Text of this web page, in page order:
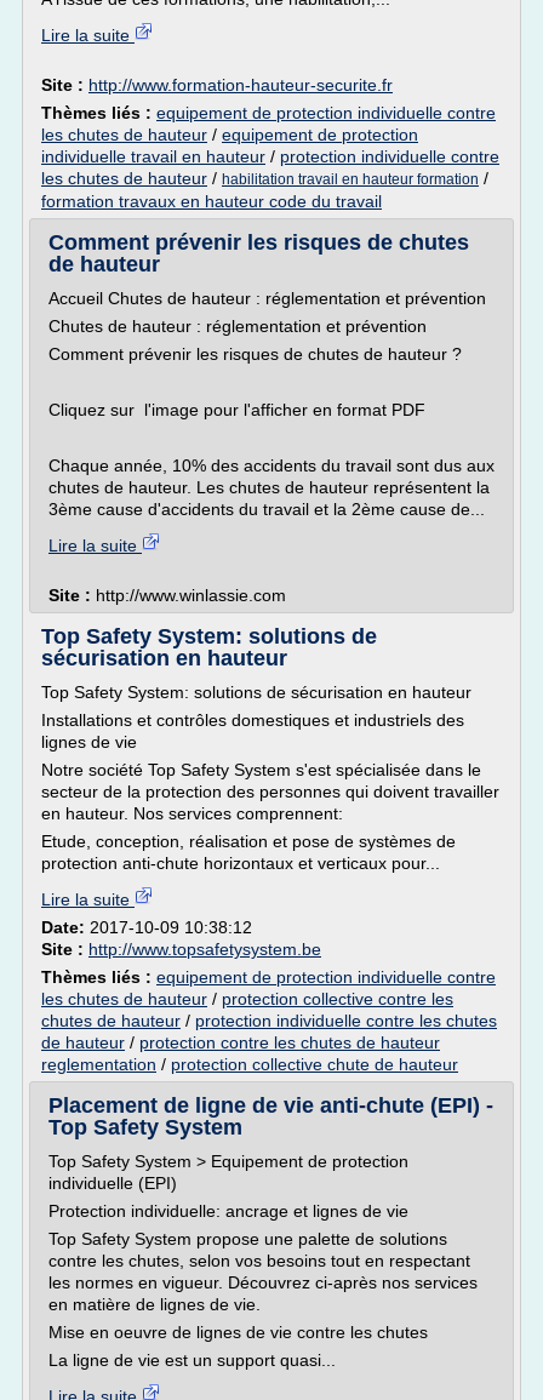
Lire la suite
Site : http://www.formation-hauteur-securite.fr
Thèmes liés : equipement de protection individuelle contre
les chutes de hauteur / equipement de protection
individuelle travail en hauteur / protection individuelle contre
les chutes de hauteur / habilitation travail en hauteur formation /
formation travaux en hauteur code du travail
Comment prévenir les risques de chutes
de hauteur
Accueil Chutes de hauteur : réglementation et prévention
Chutes de hauteur : réglementation et prévention
Comment prévenir les risques de chutes de hauteur ?
Cliquez sur l'image pour l'afficher en format PDF
Chaque année, 10% des accidents du travail sont dus aux
chutes de hauteur. Les chutes de hauteur représentent la
3ème cause d'accidents du travail et la 2ème cause de...
Lire la suite
Site : http://www.winlassie.com
Top Safety System: solutions de
sécurisation en hauteur
Top Safety System: solutions de sécurisation en hauteur
Installations et contrôles domestiques et industriels des
lignes de vie
Notre société Top Safety System s'est spécialisée dans le
secteur de la protection des personnes qui doivent travailler
en hauteur. Nos services comprennent:
Etude, conception, réalisation et pose de systèmes de
protection anti-chute horizontaux et verticaux pour...
Lire la suite
Date: 2017-10-09 10:38:12
Site : http://www.topsafetysystem.be
Thèmes liés : equipement de protection individuelle contre
les chutes de hauteur / protection collective contre les
chutes de hauteur / protection individuelle contre les chutes
de hauteur / protection contre les chutes de hauteur
reglementation / protection collective chute de hauteur
Placement de ligne de vie anti-chute (EPI) -
Top Safety System
Top Safety System > Equipement de protection
individuelle (EPI)
Protection individuelle: ancrage et lignes de vie
Top Safety System propose une palette de solutions
contre les chutes, selon vos besoins tout en respectant
les normes en vigueur. Découvrez ci-après nos services
en matière de lignes de vie.
Mise en oeuvre de lignes de vie contre les chutes
La ligne de vie est un support quasi...